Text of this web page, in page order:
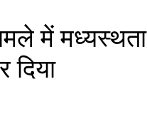
में मध्यस्थता
दिया